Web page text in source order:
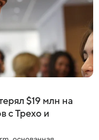
$19 млн на
с Трехо и